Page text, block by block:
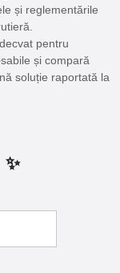
și reglementările
pentru
și compară
soluție raportată la